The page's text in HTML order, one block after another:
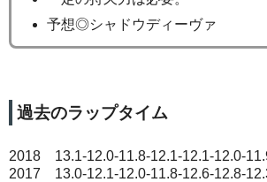
予想◎シャドウディーヴァ
過去のラップタイム
2018 13.1-12.0-11.8-12.1-12.1-12.0-
2017 13.0-12.1-12.0-11.8-12.6-12.8-